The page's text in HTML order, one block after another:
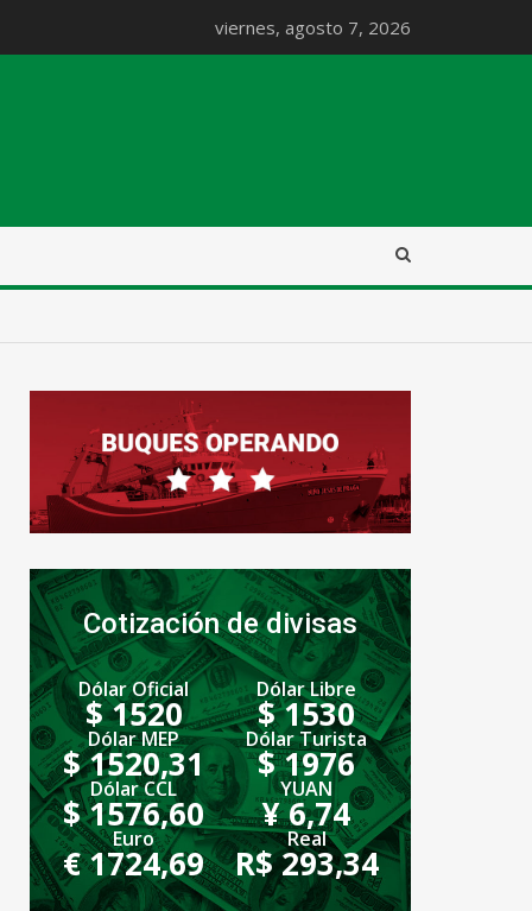
viernes, agosto 7, 2026
Cotización de divisas
Dólar Oficial
$ 1520
Dólar Libre
$ 1530
Dólar MEP
$ 1520,31
Dólar Turista
$ 1976
Dólar CCL
$ 1576,60
YUAN
¥ 6,74
Euro
€ 1724,69
Real
R$ 293,34